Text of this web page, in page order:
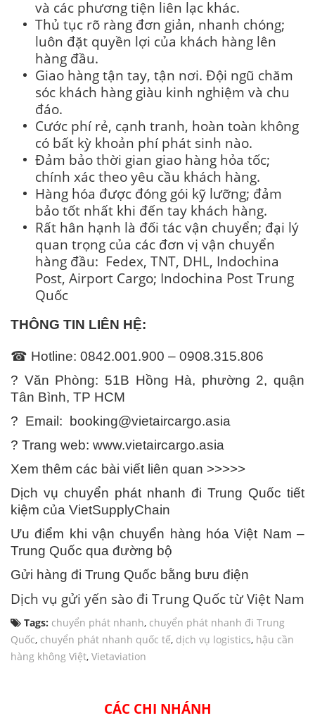
và các phương tiện liên lạc khác.
Thủ tục rõ ràng đơn giản, nhanh chóng;
luôn đặt quyền lợi của khách hàng lên
hàng đầu.
Giao hàng tận tay, tận nơi. Đội ngũ chăm
sóc khách hàng giàu kinh nghiệm và chu
đáo.
Cước phí rẻ, cạnh tranh, hoàn toàn không
có bất kỳ khoản phí phát sinh nào.
Đảm bảo thời gian giao hàng hỏa tốc;
chính xác theo yêu cầu khách hàng.
Hàng hóa được đóng gói kỹ lưỡng; đảm
bảo tốt nhất khi đến tay khách hàng.
Rất hân hạnh là đối tác vận chuyển; đại lý
quan trọng của các đơn vị vận chuyển
hàng đầu: Fedex, TNT, DHL, Indochina
Post, Airport Cargo; Indochina Post Trung
Quốc
THÔNG TIN LIÊN HỆ:
☎ Hotline: 0842.001.900 – 0908.315.806
? Văn Phòng: 51B Hồng Hà, phường 2, quận
Tân Bình, TP HCM
? Email: booking@vietaircargo.asia
? Trang web: www.vietaircargo.asia
Xem thêm các bài viết liên quan >>>>>
Dịch vụ chuyển phát nhanh đi Trung Quốc tiết
kiệm của VietSupplyChain
Ưu điểm khi vận chuyển hàng hóa Việt Nam –
Trung Quốc qua đường bộ
Gửi hàng đi Trung Quốc bằng bưu điện
Dịch vụ gửi yến sào đi Trung Quốc từ Việt Nam
Tags: chuyển phát nhanh, chuyển phát nhanh đi Trung
Quốc, chuyển phát nhanh quốc tế, dịch vụ logistics, hậu cần
hàng không Việt, Vietaviation
CÁC CHI NHÁNH